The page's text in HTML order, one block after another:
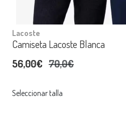
Lacoste
Camiseta Lacoste Blanca
56,00€ 70,0€
Seleccionar talla